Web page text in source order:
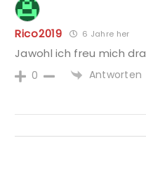
Rico2019 6 Jahre her
Jawohl ich freu mich
0 Antworten